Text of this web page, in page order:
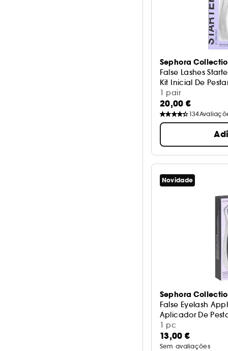
Sephora
False Lashes
Kit Inicial De
1 pair
20,00 €
134
Novidade
Sephora
False Eyelash
Aplicador De
1 pc
13,00 €
Sem avaliações